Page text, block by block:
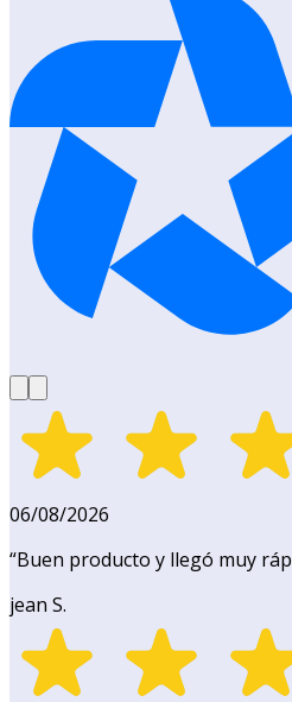
06/08/2026
“Buen producto y llegó muy
jean S.